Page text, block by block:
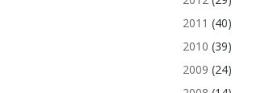
2011 (40)
2010 (39)
2009 (24)